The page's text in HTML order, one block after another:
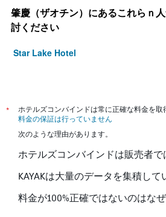
均
料
金
表
す
肇慶（ザオチン）​にあるこれらｎ
討ください
Star Lake Hotel
*
ホテルズコンバインドは常に正確な料金を取
料金の保証は行っていません
次のような理由があります。
ホテルズコンバインドは販売者で
KAYAKは大量のデータを集積して
料金が100%正確ではないのはな